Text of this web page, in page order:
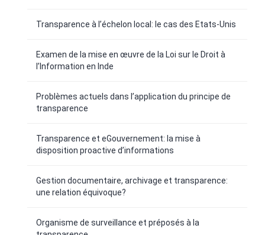
Transparence à l’échelon local: le cas des Etats-Unis
Examen de la mise en œuvre de la Loi sur le Droit à
l’Information en Inde
Problèmes actuels dans l’application du principe de
transparence
Transparence et eGouvernement: la mise à
disposition proactive d’informations
Gestion documentaire, archivage et transparence:
une relation équivoque?
Organisme de surveillance et préposés à la